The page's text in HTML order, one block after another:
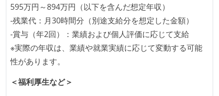
595万円～894万円（以下を含んだ想定年収）
-残業代：月30時間分（別途支給分を想定した金額）
-賞与（年2回）：業績および個人評価に応じて支給
※実際の年収は、業績や就業実績に応じて変動する可能
性があります。
＜福利厚生など＞